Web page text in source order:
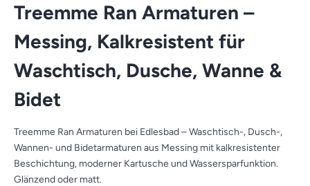
Treemme Ran Armaturen –
Messing, Kalkresistent für
Waschtisch, Dusche, Wanne &
Bidet
Treemme Ran Armaturen bei Edlesbad – Waschtisch-, Dusch-,
Wannen- und Bidetarmaturen aus Messing mit kalkresistenter
Beschichtung, moderner Kartusche und Wassersparfunktion.
Glänzend oder matt.